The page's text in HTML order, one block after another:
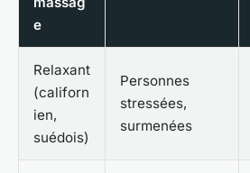
e
Relaxant
(californ
ien,
suédois)
Personnes
stressées,
surmenées